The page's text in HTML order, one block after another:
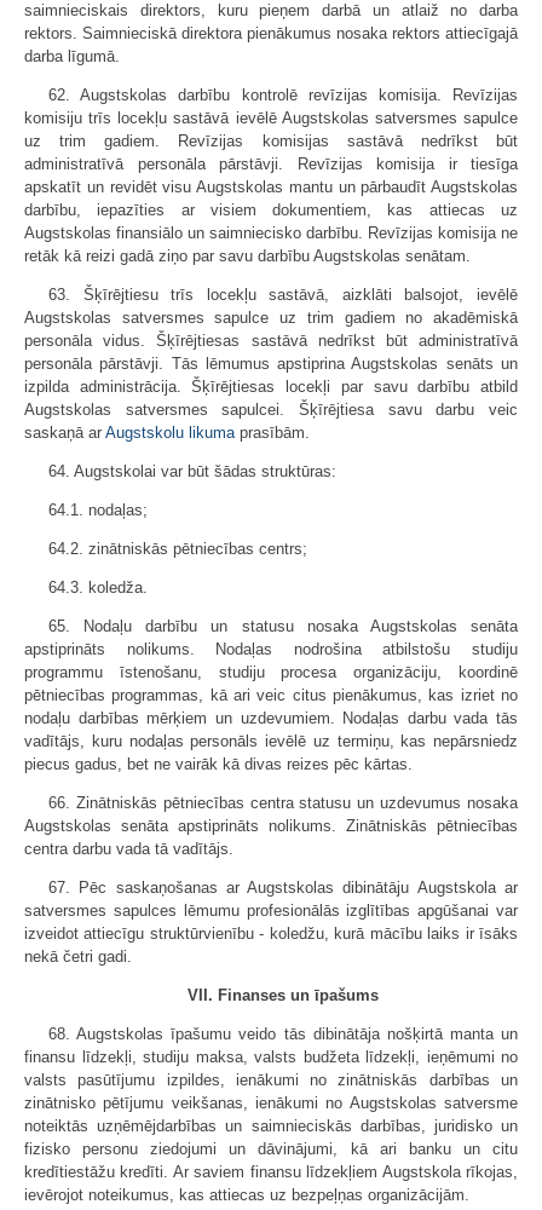
saimnieciskais direktors, kuru pieņem darbā un atlaiž no darba
rektors. Saimnieciskā direktora pienākumus nosaka rektors attiecīgajā
darba līgumā.
62. Augstskolas darbību kontrolē revīzijas komisija. Revīzijas
komisiju trīs locekļu sastāvā ievēlē Augstskolas satversmes sapulce
uz trim gadiem. Revīzijas komisijas sastāvā nedrīkst būt
administratīvā personāla pārstāvji. Revīzijas komisija ir tiesīga
apskatīt un revidēt visu Augstskolas mantu un pārbaudīt Augstskolas
darbību, iepazīties ar visiem dokumentiem, kas attiecas uz
Augstskolas finansiālo un saimniecisko darbību. Revīzijas komisija ne
retāk kā reizi gadā ziņo par savu darbību Augstskolas senātam.
63. Šķīrējtiesu trīs locekļu sastāvā, aizklāti balsojot, ievēlē
Augstskolas satversmes sapulce uz trim gadiem no akadēmiskā
personāla vidus. Šķīrējtiesas sastāvā nedrīkst būt administratīvā
personāla pārstāvji. Tās lēmumus apstiprina Augstskolas senāts un
izpilda administrācija. Šķīrējtiesas locekļi par savu darbību atbild
Augstskolas satversmes sapulcei. Šķīrējtiesa savu darbu veic
saskaņā ar Augstskolu likumaprasībām.
64. Augstskolai var būt šādas struktūras:
64.1. nodaļas;
64.2. zinātniskās pētniecības centrs;
64.3. koledža.
65. Nodaļu darbību un statusu nosaka Augstskolas senāta
apstiprināts nolikums. Nodaļas nodrošina atbilstošu studiju
programmu īstenošanu, studiju procesa organizāciju, koordinē
pētniecības programmas, kā ari veic citus pienākumus, kas izriet no
nodaļu darbības mērķiem un uzdevumiem. Nodaļas darbu vada tās
vadītājs, kuru nodaļas personāls ievēlē uz termiņu, kas nepārsniedz
piecus gadus, bet ne vairāk kā divas reizes pēc kārtas.
66. Zinātniskās pētniecības centra statusu un uzdevumus nosaka
Augstskolas senāta apstiprināts nolikums. Zinātniskās pētniecības
centra darbu vada tā vadītājs.
67. Pēc saskaņošanas ar Augstskolas dibinātāju Augstskola ar
satversmes sapulces lēmumu profesionālās izglītības apgūšanai var
izveidot attiecīgu struktūrvienību - koledžu, kurā mācību laiks ir īsāks
nekā četri gadi.
VII. Finanses un īpašums
68. Augstskolas īpašumu veido tās dibinātāja nošķirtā manta un
finansu līdzekļi, studiju maksa, valsts budžeta līdzekļi, ieņēmumi no
valsts pasūtījumu izpildes, ienākumi no zinātniskās darbības un
zinātnisko pētījumu veikšanas, ienākumi no Augstskolas satversme
noteiktās uzņēmējdarbības un saimnieciskās darbības, juridisko un
fizisko personu ziedojumi un dāvinājumi, kā ari banku un citu
kredītiestāžu kredīti. Ar saviem finansu līdzekļiem Augstskola rīkojas,
ievērojot noteikumus, kas attiecas uz bezpeļņas organizācijām.